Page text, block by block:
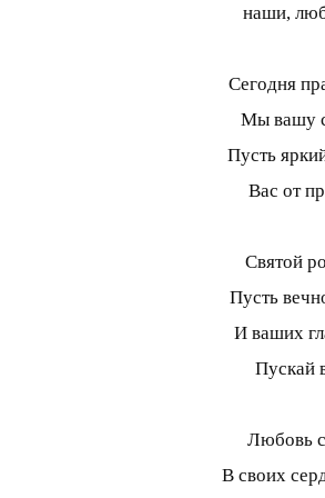
наши,
Сегодня
Мы вашу
Пусть
Вас от
Святой
Пусть
И ваших
Пускай
Любовь
В своих